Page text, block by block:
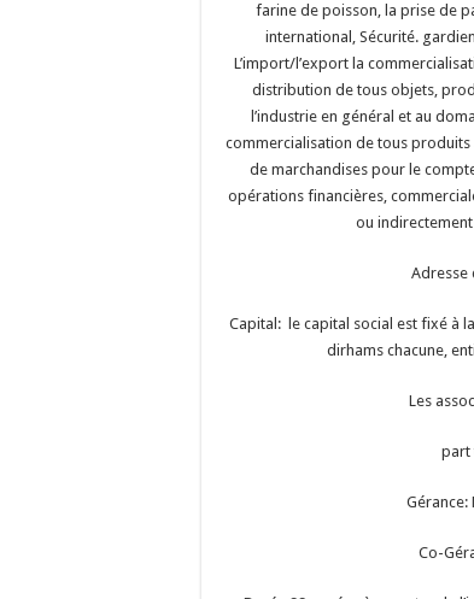
farine de poisson, la prise de
international, Sécurité.
L’import/l’export la
distribution de tous objets,
l’industrie en général et au
commercialisation de tous
de marchandises pour le
opérations financières,
ou
Adresse
Capital: le capital social est fixé à
dirhams chacune,
Les
part
Gérance:
Co-